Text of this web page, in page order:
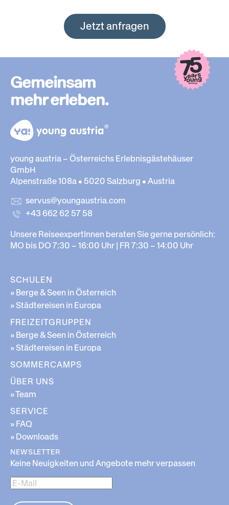
Jetzt anfragen
Gemeinsam
mehr erleben.
young austria – Österreichs Erlebnisgästehäuser
GmbH
Alpenstraße 108a • 5020 Salzburg • Austria
servus@youngaustria.com
+43 662 62 57 58
Unsere ReiseexpertInnen beraten Sie gerne persönlich:
MO bis DO 7:30 – 16:00 Uhr | FR 7:30 – 14:00 Uhr
SCHULEN
» Berge & Seen in Österreich
» Städtereisen in Europa
FREIZEITGRUPPEN
» Berge & Seen in Österreich
» Städtereisen in Europa
SOMMERCAMPS
ÜBER UNS
» Team
SERVICE
» FAQ
» Downloads
NEWSLETTER
Keine Neuigkeiten und Angebote mehr verpassen
E-